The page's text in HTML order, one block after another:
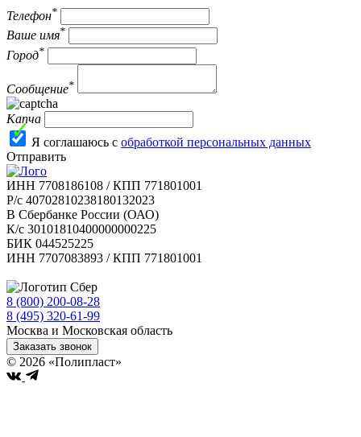
Телефон*
Ваше имя*
Город*
Сообщение*
Капча
Я соглашаюсь с обработкой персональных данных
Отправить
ИНН 7708186108 / КПП 771801001
Р/с 40702810238180132023
В Сбербанке России (ОАО)
К/с 30101810400000000225
БИК 044525225
ИНН 7707083893 / КПП 771801001
8 (800) 200-08-28
8 (495) 320-61-99
Москва и Московская область
Заказать звонок
© 2026 «Полипласт»